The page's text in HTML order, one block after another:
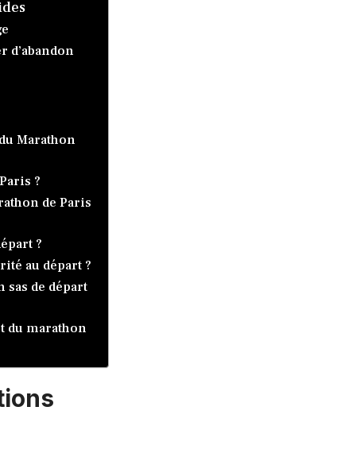
d’abandon
Marathon
?
de Paris
?
au départ ?
de départ
du marathon